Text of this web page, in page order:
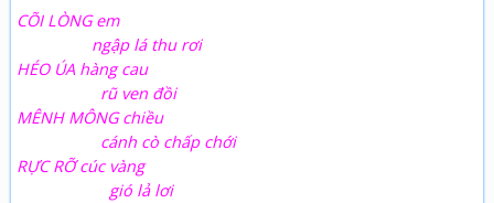
CÕI LÒNG em
ngập lá thu rơi
HÉO ÚA hàng cau
rũ ven đồi
MÊNH MÔNG chiều
cánh cò chấp chới
RỰC RỠ cúc vàng
gió lả lơi